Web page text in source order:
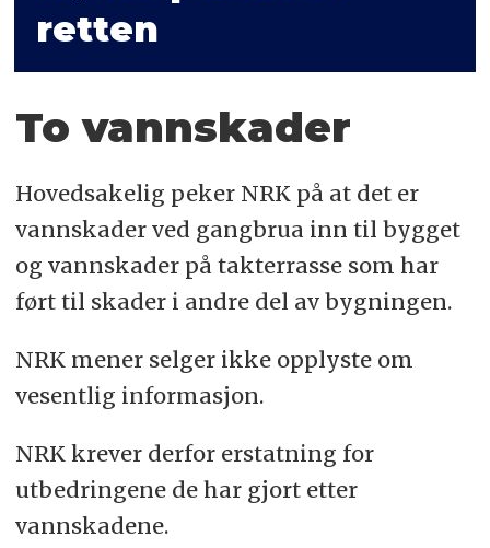
retten
To vannskader
Hovedsakelig peker NRK på at det er
vannskader ved gangbrua inn til bygget
og vannskader på takterrasse som har
ført til skader i andre del av bygningen.
NRK mener selger ikke opplyste om
vesentlig informasjon.
NRK krever derfor erstatning for
utbedringene de har gjort etter
vannskadene.